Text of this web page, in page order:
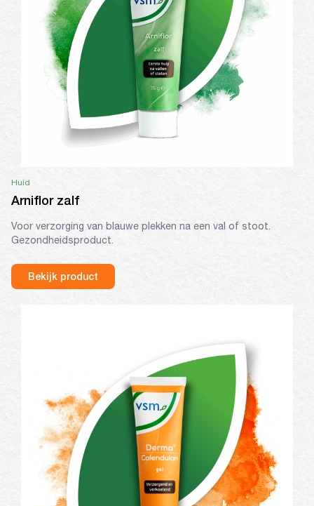
Huid
Arniflor zalf
Voor verzorging van blauwe plekken na een val of stoot.
Gezondheidsproduct.
Bekijk product